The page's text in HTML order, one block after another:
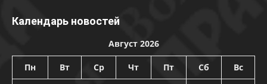
Календарь новостей
Август 2026
Пн Вт Ср Чт Пт Сб Вс